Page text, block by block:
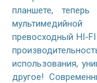
планшете,
превосходный HI-
использования,
другое!